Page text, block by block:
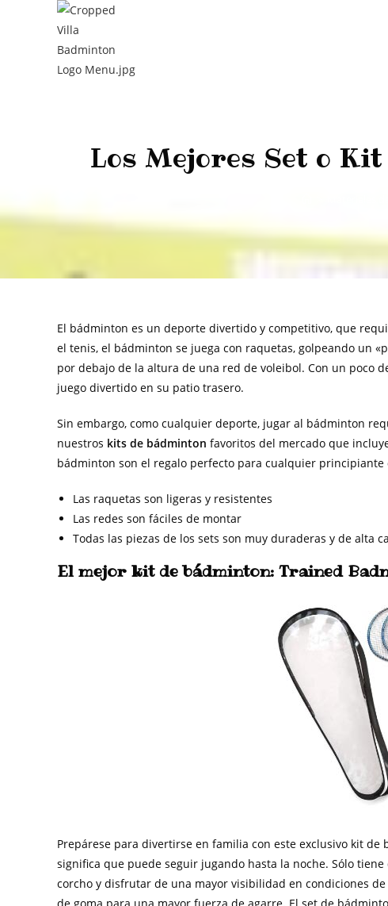
Los Mejores Set o
El bádminton es un deporte divertido y competitivo, que
el tenis, el bádminton se juega con raquetas, golpeando un
por debajo de la altura de una red de voleibol. Con un poco
juego divertido en su patio trasero.
Sin embargo, como cualquier deporte, jugar al bádminton
nuestros kits de bádminton favoritos del mercado que
bádminton son el regalo perfecto para cualquier
Las raquetas son ligeras y resistentes
Las redes son fáciles de montar
Todas las piezas de los sets son muy duraderas y de alta
El mejor kit de bádminton: Trained
Prepárese para divertirse en familia con este exclusivo kit
significa que puede seguir jugando hasta la noche. Sólo
corcho y disfrutar de una mayor visibilidad en condiciones